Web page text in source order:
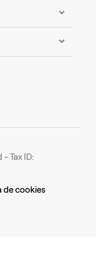
Tax ID:
de cookies